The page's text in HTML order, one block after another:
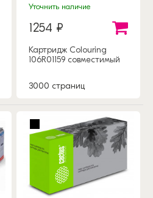
Уточнить наличие
1254 ₽
Картридж Colouring
106R01159 совместимый
3000 страниц